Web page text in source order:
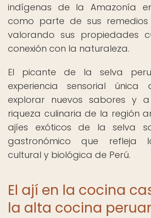
indígenas de la Amazonía
como parte de sus remedios
valorando sus propiedades
conexión con la naturaleza.
El picante de la selva
experiencia sensorial
explorar nuevos sabores y
riqueza culinaria de la región
ajíes exóticos de la selva
gastronómico que refleja
cultural y biológica de Perú.
El ají en la cocina
la alta cocina